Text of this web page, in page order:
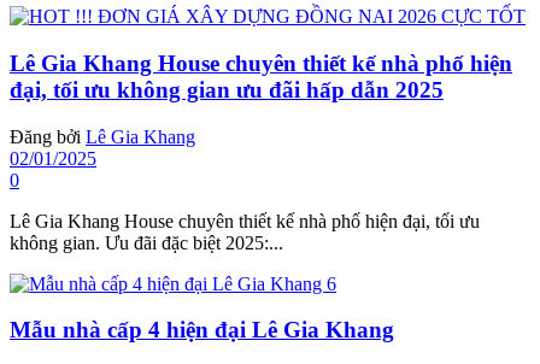
Lê Gia Khang House chuyên thiết kế nhà phố hiện
đại, tối ưu không gian ưu đãi hấp dẫn 2025
Đăng bởi Lê Gia Khang
02/01/2025
0
Lê Gia Khang House chuyên thiết kế nhà phố hiện đại, tối ưu
không gian. Ưu đãi đặc biệt 2025:...
Mẫu nhà cấp 4 hiện đại Lê Gia Khang